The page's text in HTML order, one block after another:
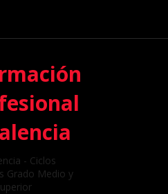
- Ciclos
Grado Medio y